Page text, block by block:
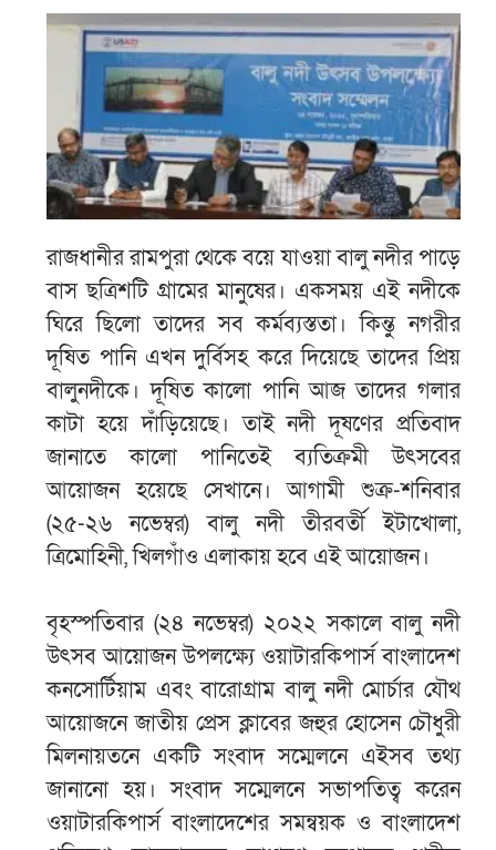
রাজধানীর রামপুরা থেকে বয়ে যাওয়া বালু নদীর পাড়ে
বাস ছত্রিশটি গ্রামের মানুষের। একসময় এই নদীকে
ঘিরে ছিলো তাদের সব কর্মব্যস্ততা। কিন্তু নগরীর
দূষিত পানি এখন দুর্বিসহ করে দিয়েছে তাদের প্রিয়
বালুনদীকে। দূষিত কালো পানি আজ তাদের গলার
কাটা হয়ে দাঁড়িয়েছে। তাই নদী দূষণের প্রতিবাদ
জানাতে কালো পানিতেই ব্যতিক্রমী উৎসবের
আয়োজন হয়েছে সেখানে। আগামী শুক্র-শনিবার
(২৫-২৬ নভেম্বর) বালু নদী তীরবর্তী ইটাখোলা,
ত্রিমোহিনী, খিলগাঁও এলাকায় হবে এই আয়োজন।
বৃহস্পতিবার (২৪ নভেম্বর) ২০২২ সকালে বালু নদী
উৎসব আয়োজন উপলক্ষ্যে ওয়াটারকিপার্স বাংলাদেশ
কনসোর্টিয়াম এবং বারোগ্রাম বালু নদী মোর্চার যৌথ
আয়োজনে জাতীয় প্রেস ক্লাবের জহুর হোসেন চৌধুরী
মিলনায়তনে একটি সংবাদ সম্মেলনে এইসব তথ্য
জানানো হয়। সংবাদ সম্মেলনে সভাপতিত্ব করেন
ওয়াটারকিপার্স বাংলাদেশের সমন্বয়ক ও বাংলাদেশ